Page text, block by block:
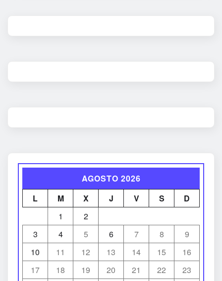
AGOSTO 2026
L
M X J V S
D
1
2
3
4 5 6 7 8
9
10
11 12 13 14 15
16
17
18 19 20 21 22
23